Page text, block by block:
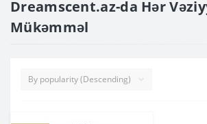
Dreamscent.az-da Hər
Mükəmməl